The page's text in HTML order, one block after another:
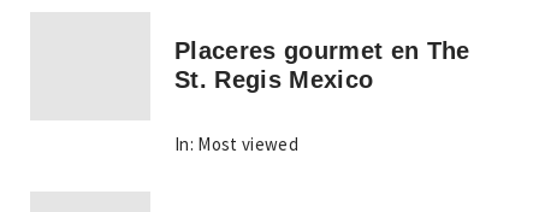
Placeres gourmet en The
St. Regis Mexico
In: Most viewed